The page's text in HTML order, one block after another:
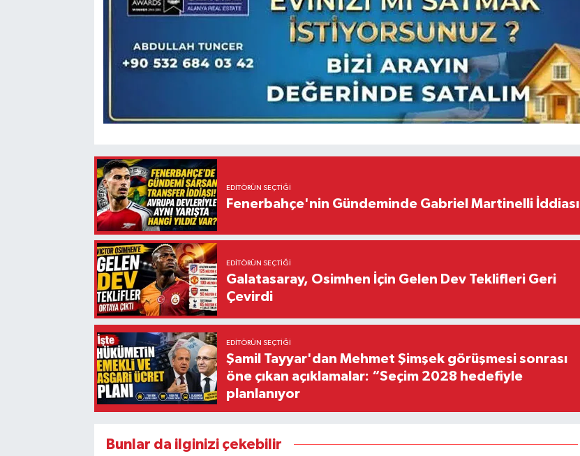
EDITÖRÜN SEÇTIĞI
Fenerbahçe'nin Gündeminde Gabriel Martinelli İddiası
EDITÖRÜN SEÇTIĞI
Galatasaray, Osimhen İçin Gelen Dev Teklifleri Geri
Çevirdi
EDITÖRÜN SEÇTIĞI
Şamil Tayyar'dan Mehmet Şimşek görüşmesi sonrası
öne çıkan açıklamalar: “Seçim 2028 hedefiyle
planlanıyor
Bunlar da ilginizi çekebilir